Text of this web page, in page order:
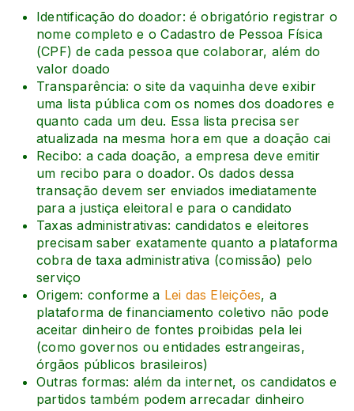
Identificação do doador: é obrigatório registrar o
nome completo e o Cadastro de Pessoa Física
(CPF) de cada pessoa que colaborar, além do
valor doado
Transparência: o site da vaquinha deve exibir
uma lista pública com os nomes dos doadores e
quanto cada um deu. Essa lista precisa ser
atualizada na mesma hora em que a doação cai
Recibo: a cada doação, a empresa deve emitir
um recibo para o doador. Os dados dessa
transação devem ser enviados imediatamente
para a justiça eleitoral e para o candidato
Taxas administrativas: candidatos e eleitores
precisam saber exatamente quanto a plataforma
cobra de taxa administrativa (comissão) pelo
serviço
Origem: conforme a Lei das Eleições, a
plataforma de financiamento coletivo não pode
aceitar dinheiro de fontes proibidas pela lei
(como governos ou entidades estrangeiras,
órgãos públicos brasileiros)
Outras formas: além da internet, os candidatos e
partidos também podem arrecadar dinheiro